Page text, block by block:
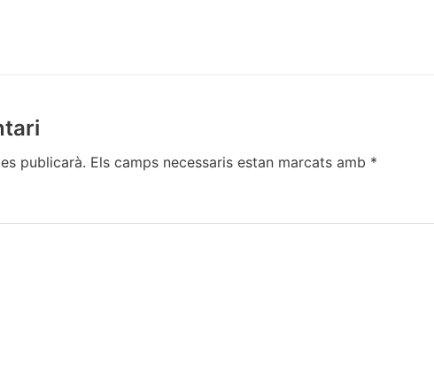
publicarà. Els camps necessaris estan marcats amb *